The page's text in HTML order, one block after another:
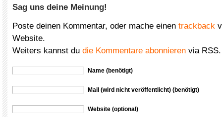
Sag uns deine Meinung!
Poste deinen Kommentar, oder mache einen trackback
Website.
Weiters kannst du die Kommentare abonnieren via RSS.
Name (benötigt)
Mail (wird nicht veröffentlicht) (benötigt)
Website (optional)